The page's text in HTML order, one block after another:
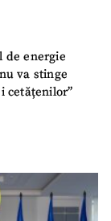
de energie
va stinge
cetățenilor”